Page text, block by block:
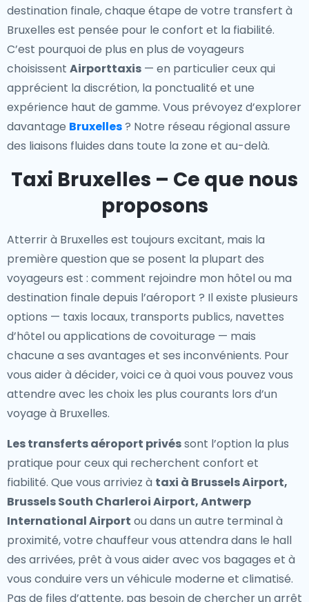
destination finale, chaque étape de votre transfert à
Bruxelles est pensée pour le confort et la fiabilité.
C’est pourquoi de plus en plus de voyageurs
choisissent Airporttaxis — en particulier ceux qui
apprécient la discrétion, la ponctualité et une
expérience haut de gamme. Vous prévoyez d’explorer
davantage Bruxelles? Notre réseau régional assure
des liaisons fluides dans toute la zone et au-delà.
Taxi Bruxelles – Ce que nous
proposons
Atterrir à Bruxelles est toujours excitant, mais la
première question que se posent la plupart des
voyageurs est : comment rejoindre mon hôtel ou ma
destination finale depuis l’aéroport ? Il existe plusieurs
options — taxis locaux, transports publics, navettes
d’hôtel ou applications de covoiturage — mais
chacune a ses avantages et ses inconvénients. Pour
vous aider à décider, voici ce à quoi vous pouvez vous
attendre avec les choix les plus courants lors d’un
voyage à Bruxelles.
Les transferts aéroport privéssont l’option la plus
pratique pour ceux qui recherchent confort et
fiabilité. Que vous arriviez à taxi à Brussels Airport,
Brussels South Charleroi Airport, Antwerp
International Airport ou dans un autre terminal à
proximité, votre chauffeur vous attendra dans le hall
des arrivées, prêt à vous aider avec vos bagages et à
vous conduire vers un véhicule moderne et climatisé.
Pas de files d’attente, pas besoin de chercher un arrêt